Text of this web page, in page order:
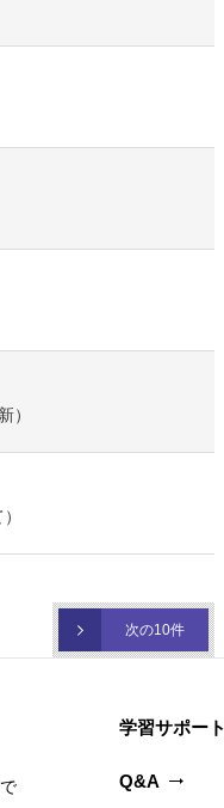
）
次の10件
学習サポート
Q&A